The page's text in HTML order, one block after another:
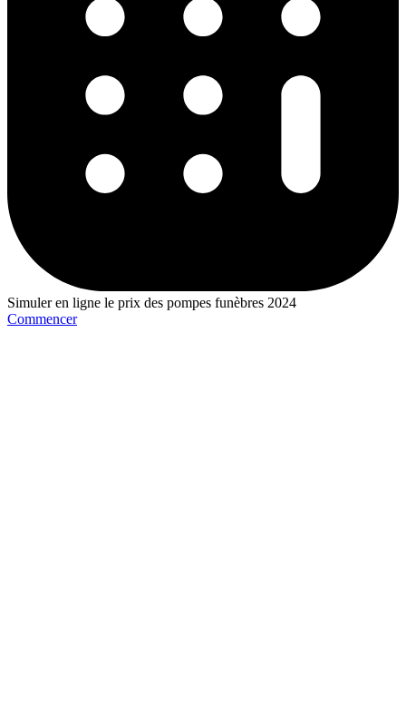
Simuler en ligne le prix des pompes funèbres 2024
Commencer